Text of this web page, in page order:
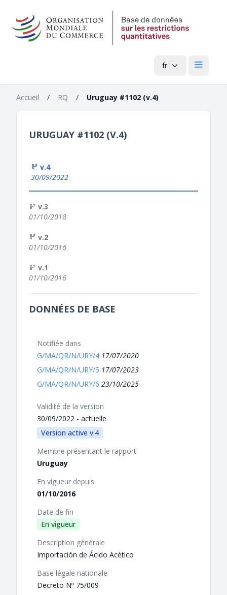
fr Menu
Accueil / RQ / Uruguay #1102 (v.4)
URUGUAY #1102 (V.4)
v.4
30/09/2022
v.3
01/10/2018
v.2
01/10/2016
v.1
01/10/2016
DONNÉES DE BASE
Notifiée dans
G/MA/QR/N/URY/4 17/07/2020
G/MA/QR/N/URY/5 17/07/2023
G/MA/QR/N/URY/6 23/10/2025
Validité de la version
30/09/2022 - actuelle
Version active v.4
Membre présentant le rapport
Uruguay
En vigueur depuis
01/10/2016
Date de fin
En vigueur
Description générale
Importación de Ácido Acético
Base légale nationale
Decreto Nº 75/009